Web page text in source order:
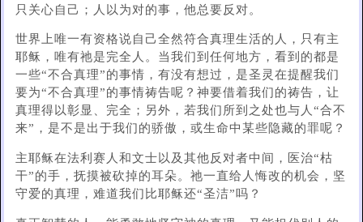
只关心自己；人以为对的事，他总要反对。
世界上唯一有资格说自己全然符合真理生活的人，只有主
耶稣，唯有祂是完全人。当我们到任何地方，看到的都是
一些“不合真理”的事情，有没有想过，是圣灵在提醒我们
要为“不合真理”的事情祷告呢？神要借着我们的祷告，让
真理得以彰显、完全；另外，若我们所到之处也与人“合不
来”，是不是出于我们的骄傲，或生命中某些隐藏的罪呢？
主耶稣在法利赛人和文士以及其他反对者中间，医治“枯
干”的手，抚摸被砍掉的耳朵。祂一直给人悔改的机会，坚
守爱的真理，难道我们比耶稣还“圣洁”吗？